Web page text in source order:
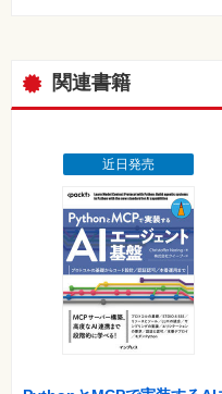
……
第5章 次元削減でデータを
線形判別分析による教師あ
第6章 モデルの評価とハイ
ストプラクティス
パイプラインによるワーク
k分割交差検証を使ったモデ
アンサンブルによる学習
関連書籍
近日発売